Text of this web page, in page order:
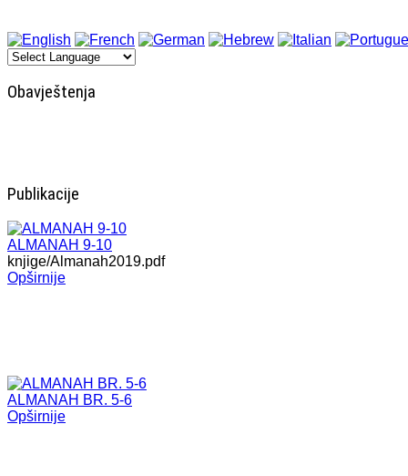
Obavještenja
Publikacije
ALMANAH 9-10
knjige/Almanah2019.pdf
Opširnije
ALMANAH BR. 5-6
Opširnije